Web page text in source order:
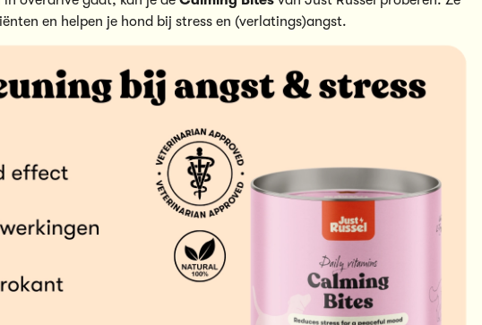
en helpen je hond bij stress en (verlatings)angst.